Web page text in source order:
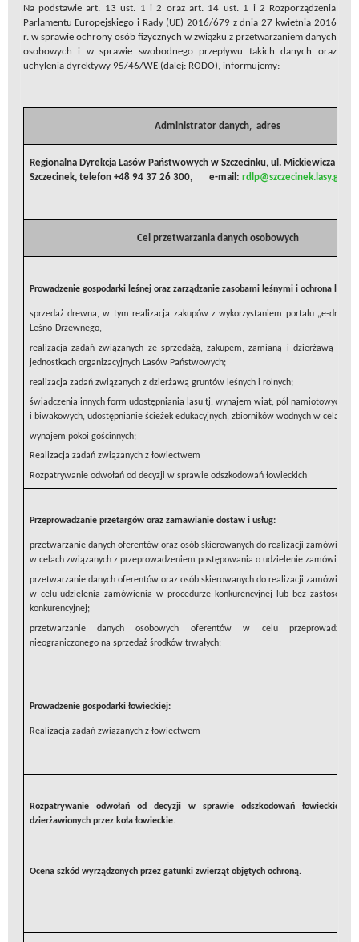
Na podstawie art. 13 ust. 1 i 2 oraz art. 14 ust. 1 i 2 Rozporządzenia
Parlamentu Europejskiego i Rady (UE) 2016/679 z dnia 27 kwietnia 2016
r. w sprawie ochrony osób fizycznych w związku z przetwarzaniem danych
osobowych i w sprawie swobodnego przepływu takich danych oraz
uchylenia dyrektywy 95/46/WE (dalej: RODO), informujemy:
Administrator danych, adres
Regionalna Dyrekcja Lasów Państwowych w Szczecinku, ul. Mickiewicza 2
Szczecinek, telefon +48 94 37 26 300, e-mail: rdlp@szczecinek.lasy.gov.pl
Cel przetwarzania danych osobowych
Prowadzenie gospodarki leśnej oraz zarządzanie zasobami leśnymi i ochrona lasu:
sprzedaż drewna, w tym realizacja zakupów z wykorzystaniem portalu „e-
Leśno-Drzewnego,
realizacja zadań związanych ze sprzedażą, zakupem, zamianą i dzierżawą
jednostkach organizacyjnych Lasów Państwowych;
realizacja zadań związanych z dzierżawą gruntów leśnych i rolnych;
świadczenia innych form udostępniania lasu tj. wynajem wiat, pól namiotowych
i biwakowych, udostępnianie ścieżek edukacyjnych, zbiorników wodnych w celach
wynajem pokoi gościnnych;
Realizacja zadań związanych z łowiectwem
Rozpatrywanie odwołań od decyzji w sprawie odszkodowań łowieckich
Przeprowadzanie przetargów oraz zamawianie dostaw i usług:
przetwarzanie danych oferentów oraz osób skierowanych do realizacji zamówienia
w celach związanych z przeprowadzeniem postępowania o udzielenie zamówienia
przetwarzanie danych oferentów oraz osób skierowanych do realizacji zamówienia
w celu udzielenia zamówienia w procedurze konkurencyjnej lub bez
konkurencyjnej;
przetwarzanie danych osobowych oferentów w celu
nieograniczonego na sprzedaż środków trwałych;
Prowadzenie gospodarki łowieckiej:
Realizacja zadań związanych z łowiectwem
Rozpatrywanie odwołań od decyzji w sprawie odszkodowań łowieckich
dzierżawionych przez koła łowieckie.
Ocena szkód wyrządzonych przez gatunki zwierząt objętych ochroną.